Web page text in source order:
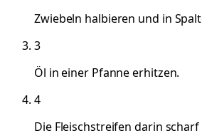
Zwiebeln halbieren und in
3
Öl in einer Pfanne erhitzen.
4
Die Fleischstreifen darin